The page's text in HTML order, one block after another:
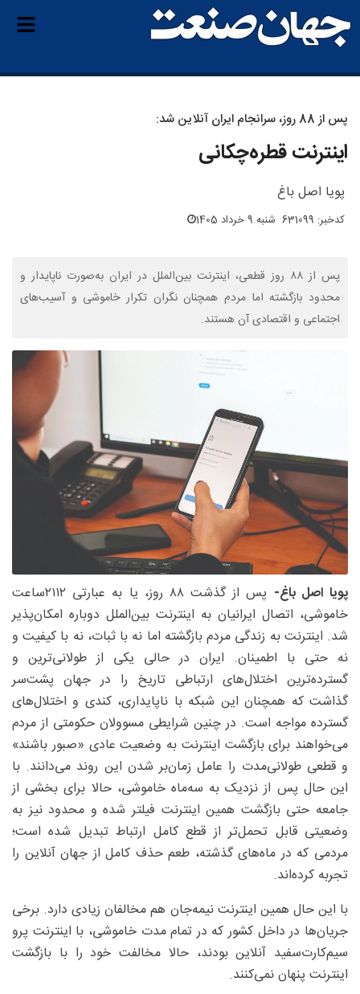
پس از 88 روز، سرانجام ایران آنلاین شد:
اینترنت قطره‌چکانی
پویا اصل باغ
کدخبر: 631099 شنبه 9 خرداد 1405
پس از ۸۸ روز قطعی، اینترنت بین‌الملل در ایران به‌صورت ناپایدار و
محدود بازگشته اما مردم همچنان نگران تکرار خاموشی و آسیب‌های
اجتماعی و اقتصادی آن هستند.
پویا اصل باغ-
پس از گذشت ۸۸ روز، یا به عبارتی ۲۱۱۲ساعت
خاموشی، اتصال ایرانیان به اینترنت بین‌الملل دوباره امکان‌پذیر
شد. اینترنت به زندگی مردم بازگشته اما نه با ثبات، نه با کیفیت و
نه حتی با اطمینان. ایران در حالی یکی از طولانی‌ترین و
گسترده‌ترین اختلال‌های ارتباطی تاریخ را در جهان پشت‌سر
گذاشت که همچنان این شبکه با ناپایداری، کندی و اختلال‌های
گسترده مواجه است. در چنین شرایطی مسوولان حکومتی از مردم
می‌خواهند برای بازگشت اینترنت به وضعیت عادی «صبور باشند»
و قطعی طولانی‌مدت را عامل زمان‌بر شدن این روند می‌دانند. با
این حال پس از نزدیک به سه‌ماه خاموشی، حالا برای بخشی از
جامعه حتی بازگشت همین اینترنت فیلتر شده و محدود نیز به
وضعیتی قابل تحمل‌تر از قطع کامل ارتباط تبدیل شده است؛
مردمی که در ماه‌های گذشته، طعم حذف کامل از جهان آنلاین را
تجربه کرده‌اند.
با این حال همین اینترنت نیمه‌جان هم مخالفان زیادی دارد. برخی
جریان‌ها در داخل کشور که در تمام مدت خاموشی، با اینترنت پرو
سیم‌کارت‌سفید آنلاین بودند، حالا مخالفت خود را با بازگشت
اینترنت پنهان نمی‌کنند.